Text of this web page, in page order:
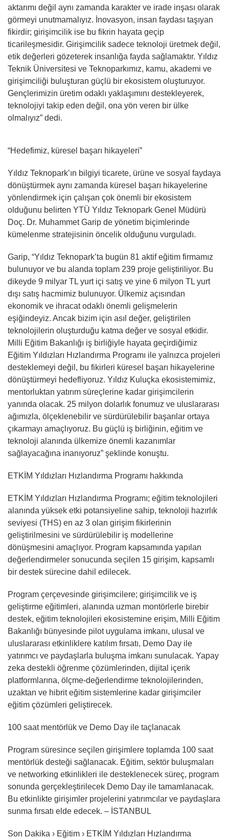
aktarımı değil aynı zamanda karakter ve irade inşası olarak
görmeyi unutmamalıyız. İnovasyon, insan faydası taşıyan
fikirdir; girişimcilik ise bu fikrin hayata geçip
ticarileşmesidir. Girişimcilik sadece teknoloji üretmek değil,
etik değerleri gözeterek insanlığa fayda sağlamaktır. Yıldız
Teknik Üniversitesi ve Teknoparkımız, kamu, akademi ve
girişimciliği buluşturan güçlü bir ekosistem oluşturuyor.
Gençlerimizin üretim odaklı yaklaşımını destekleyerek,
teknolojiyi takip eden değil, ona yön veren bir ülke
olmalıyız” dedi.
“Hedefimiz, küresel başarı hikayeleri”
Yıldız Teknopark’ın bilgiyi ticarete, ürüne ve sosyal faydaya
dönüştürmek aynı zamanda küresel başarı hikayelerine
yönlendirmek için çalışan çok önemli bir ekosistem
olduğunu belirten YTÜ Yıldız Teknopark Genel Müdürü
Doç. Dr. Muhammet Garip de yönetim biçimlerinde
kümelenme stratejisinin öncelik olduğunu vurguladı.
Garip, “Yıldız Teknopark’ta bugün 81 aktif eğitim firmamız
bulunuyor ve bu alanda toplam 239 proje geliştiriliyor. Bu
dikeyde 9 milyar TL yurt içi satış ve yine 6 milyon TL yurt
dışı satış hacmimiz bulunuyor. Ülkemiz açısından
ekonomik ve ihracat odaklı önemli gelişmelerin
eşiğindeyiz. Ancak bizim için asıl değer, geliştirilen
teknolojilerin oluşturduğu katma değer ve sosyal etkidir.
Milli Eğitim Bakanlığı iş birliğiyle hayata geçirdiğimiz
Eğitim Yıldızları Hızlandırma Programı ile yalnızca projeleri
desteklemeyi değil, bu fikirleri küresel başarı hikayelerine
dönüştürmeyi hedefliyoruz. Yıldız Kuluçka ekosistemimiz,
mentorluktan yatırım süreçlerine kadar girişimcilerin
yanında olacak. 25 milyon dolarlık fonumuz ve uluslararası
ağımızla, ölçeklenebilir ve sürdürülebilir başarılar ortaya
çıkarmayı amaçlıyoruz. Bu güçlü iş birliğinin, eğitim ve
teknoloji alanında ülkemize önemli kazanımlar
sağlayacağına inanıyoruz” şeklinde konuştu.
ETKİM Yıldızları Hızlandırma Programı hakkında
ETKİM Yıldızları Hızlandırma Programı; eğitim teknolojileri
alanında yüksek etki potansiyeline sahip, teknoloji hazırlık
seviyesi (THS) en az 3 olan girişim fikirlerinin
geliştirilmesini ve sürdürülebilir iş modellerine
dönüşmesini amaçlıyor. Program kapsamında yapılan
değerlendirmeler sonucunda seçilen 15 girişim, kapsamlı
bir destek sürecine dahil edilecek.
Program çerçevesinde girişimcilere; girişimcilik ve iş
geliştirme eğitimleri, alanında uzman montörlerle birebir
destek, eğitim teknolojileri ekosistemine erişim, Milli Eğitim
Bakanlığı bünyesinde pilot uygulama imkanı, ulusal ve
uluslararası etkinliklere katılım fırsatı, Demo Day ile
yatırımcı ve paydaşlarla buluşma imkanı sunulacak. Yapay
zeka destekli öğrenme çözümlerinden, dijital içerik
platformlarına, ölçme-değerlendirme teknolojilerinden,
uzaktan ve hibrit eğitim sistemlerine kadar girişimciler
eğitim çözümleri geliştirecek.
100 saat mentörlük ve Demo Day ile taçlanacak
Program süresince seçilen girişimlere toplamda 100 saat
mentörlük desteği sağlanacak. Eğitim, sektör buluşmaları
ve networking etkinlikleri ile desteklenecek süreç, program
sonunda gerçekleştirilecek Demo Day ile tamamlanacak.
Bu etkinlikte girişimler projelerini yatırımcılar ve paydaşlara
sunma fırsatı elde edecek. – İSTANBUL
Son Dakika › Eğitim › ETKİM Yıldızları Hızlandırma